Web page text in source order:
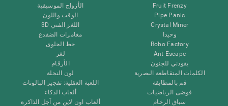
Fruit Frenzy
Pipe Panic
Crystal Miner
وحيدا
Robo Factory
Ant Escape
يقودني للجنون
الكلمات المتقاطعة البصرية
قم بالمطابقة
فوضى الرياضيات
سباق الرخام
الأزواج الموسيقية
الوقت واللون
اللغز الفني 3D
مغامرات الضفدع
خط الحلوى
لغز
الأرقام
لون النحلة
اللعبة العقلية: تفجير البالونات
ألعاب الذكاء
ألعاب اون لاين من آجل الذاكرة